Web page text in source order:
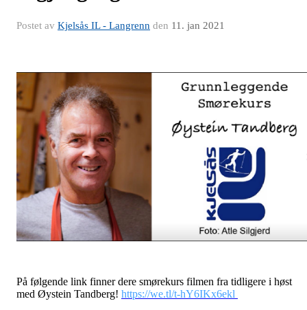
Postet av Kjelsås IL - Langrenn den 11. jan 2021
På følgende link finner dere smørekurs filmen fra tidligere i høst
med Øystein Tandberg! https://we.tl/t-hY6IKx6ekl